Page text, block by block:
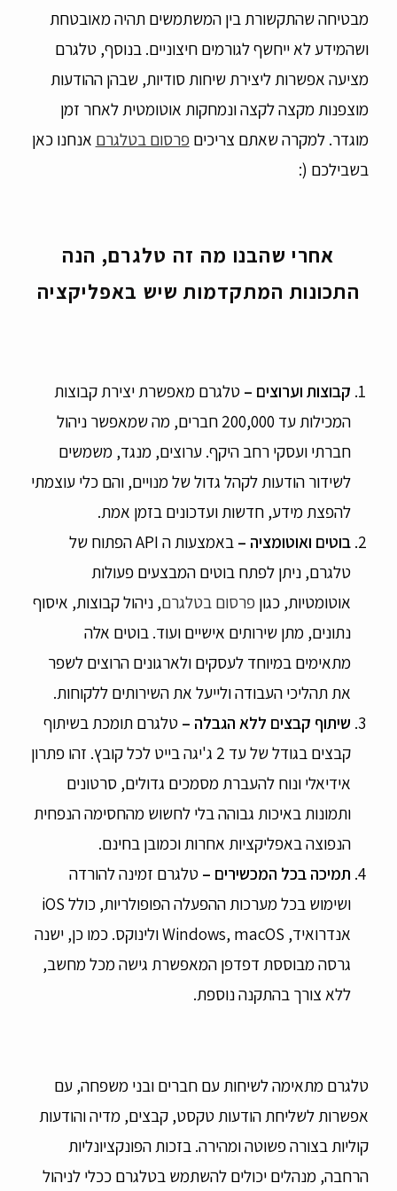
מבטיחה שהתקשורת בין המשתמשים תהיה מאובטחת
ושהמידע לא ייחשף לגורמים חיצוניים. בנוסף, טלגרם
מציעה אפשרות ליצירת שיחות סודיות, שבהן ההודעות
מוצפנות מקצה לקצה ונמחקות אוטומטית לאחר זמן
מוגדר. למקרה שאתם צריכיםפרסום בטלגרם אנחנו כאן
בשבילכם (:
אחרי שהבנו מה זה טלגרם, הנה
התכונות המתקדמות שיש באפליקציה
קבוצות וערוצים – טלגרם מאפשרת יצירת קבוצות
המכילות עד 200,000 חברים, מה שמאפשר ניהול
חברתי ועסקי רחב היקף. ערוצים, מנגד, משמשים
לשידור הודעות לקהל גדול של מנויים, והם כלי עוצמתי
להפצת מידע, חדשות ועדכונים בזמן אמת.
בוטים ואוטומציה –
באמצעות ה API הפתוח של
טלגרם, ניתן לפתח בוטים המבצעים פעולות
אוטומטיות, כגוןפרסום בטלגרם, ניהול קבוצות, איסוף
נתונים, מתן שירותים אישיים ועוד. בוטים אלה
מתאימים במיוחד לעסקים ולארגונים הרוצים לשפר
את תהליכי העבודה ולייעל את השירותים ללקוחות.
שיתוף קבצים ללא הגבלה – טלגרם תומכת בשיתוף
קבצים בגודל של עד 2 ג'יגה בייט לכל קובץ. זהו פתרון
אידיאלי ונוח להעברת מסמכים גדולים, סרטונים
ותמונות באיכות גבוהה בלי לחשוש מהחסימה הנפחית
הנפוצה באפליקציות אחרות וכמובן בחינם.
תמיכה בכל המכשירים – טלגרם זמינה להורדה
ושימוש בכל מערכות ההפעלה הפופולריות, כולל iOS
אנדרואיד, Windows, macOS ולינוקס. כמו כן, ישנה
גרסה מבוססת דפדפן המאפשרת גישה מכל מחשב,
ללא צורך בהתקנה נוספת.
טלגרם מתאימה לשיחות עם חברים ובני משפחה, עם
אפשרות לשליחת הודעות טקסט, קבצים, מדיה והודעות
קוליות בצורה פשוטה ומהירה. בזכות הפונקציונליות
הרחבה, מנהלים יכולים להשתמש בטלגרם ככלי לניהול